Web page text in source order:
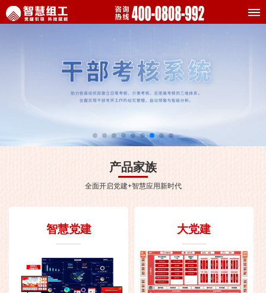
产品家族
全面开启党建+智慧应用新时代
智慧党建 大党建